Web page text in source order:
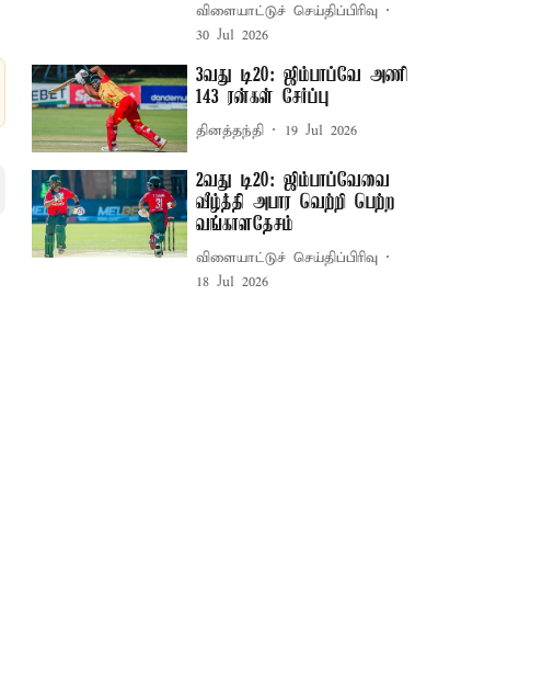
விளையாட்டுச் செய்திப்பிரிவு
30 Jul 2026
3வது டி20: ஜிம்பாப்வே அணி
143 ரன்கள் சேர்ப்பு
தினத்தந்தி 19 Jul 2026
2வது டி20: ஜிம்பாப்வேவை
வீழ்த்தி அபார வெற்றி பெற்ற
வங்காளதேசம்
விளையாட்டுச் செய்திப்பிரிவு
18 Jul 2026